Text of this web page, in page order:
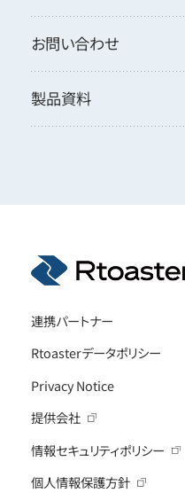
お問い合わせ
製品資料
連携パートナー
Rtoasterデータポリシー
Privacy Notice
提供会社
情報セキュリティポリシー
個人情報保護方針